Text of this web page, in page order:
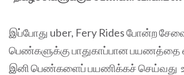
இப்போது uber, Fery Rides போன்ற
பெண்களுக்கு பாதுகாப்பான பயணத்தை
இனி பெண்களைப் பயணிக்கச் செய்வது